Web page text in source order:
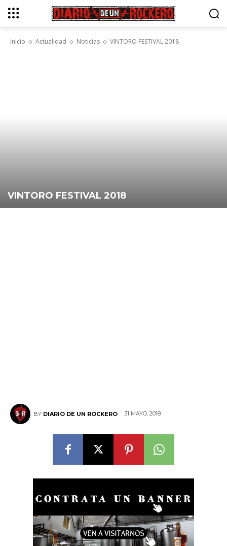
Inicio Actualidad Noticias VINTORO FESTIVAL 2018
VINTORO FESTIVAL 2018
BY DIARIO DE UN ROCKERO 31 MAYO, 2018